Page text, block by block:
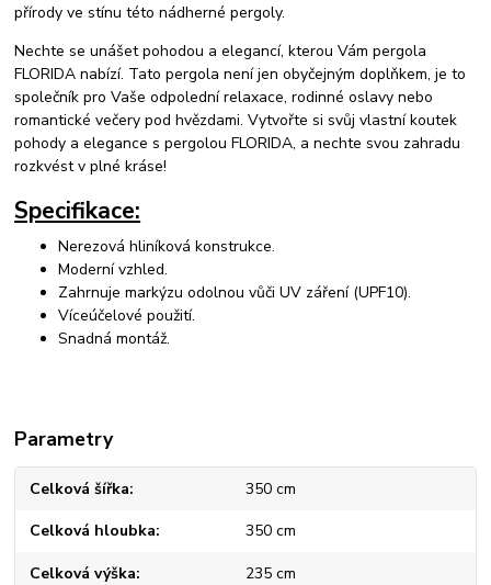
přírody ve stínu této nádherné pergoly.
Nechte se unášet pohodou a elegancí, kterou Vám pergola
FLORIDA nabízí. Tato pergola není jen obyčejným doplňkem, je to
společník pro Vaše odpolední relaxace, rodinné oslavy nebo
romantické večery pod hvězdami. Vytvořte si svůj vlastní koutek
pohody a elegance s pergolou FLORIDA, a nechte svou zahradu
rozkvést v plné kráse!
Specifikace:
Nerezová hliníková konstrukce.
Moderní vzhled.
Zahrnuje markýzu odolnou vůči UV záření (UPF10).
Víceúčelové použití.
Snadná montáž.
Parametry
Celková šířka 350 cm
Celková hloubka 350 cm
Celková výška 235 cm